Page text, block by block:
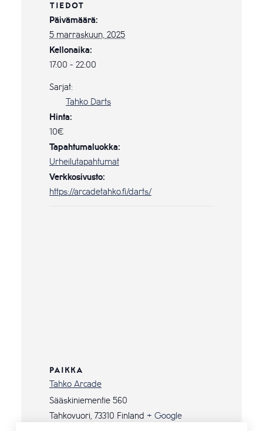
TIEDOT
Päivämäärä:
5 marraskuun, 2025
Kellonaika:
17:00 - 22:00
Sarjat:
Tahko Darts
Hinta:
10€
Tapahtumaluokka:
Urheilutapahtumat
Verkkosivusto:
https://arcadetahko.fi/darts/
PAIKKA
Tahko Arcade
Sääskiniementie 560
Tahkovuori, 73310 Finland + Google